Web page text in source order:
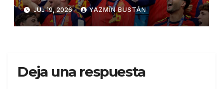
JUL 19, 2026 YAZMÍN BUSTÁN
Deja una respuesta